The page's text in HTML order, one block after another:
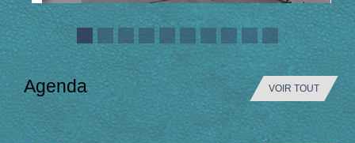
Agenda VOIR TOUT